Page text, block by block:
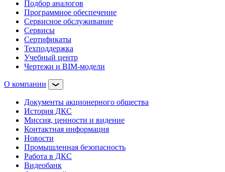
Подбор аналогов
Программное обеспечение
Сервисное обслуживание
Сервисы
Сертификаты
Техподдержка
Учебный центр
Чертежи и BIM-модели
О компании
Документы акционерного общества
История ДКС
Миссия, ценности и видение
Контактная информация
Новости
Промышленная безопасность
Работа в ДКС
Видеобанк